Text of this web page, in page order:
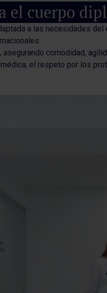
el cuerpo
a las necesidades
comodidad,
el respeto por los